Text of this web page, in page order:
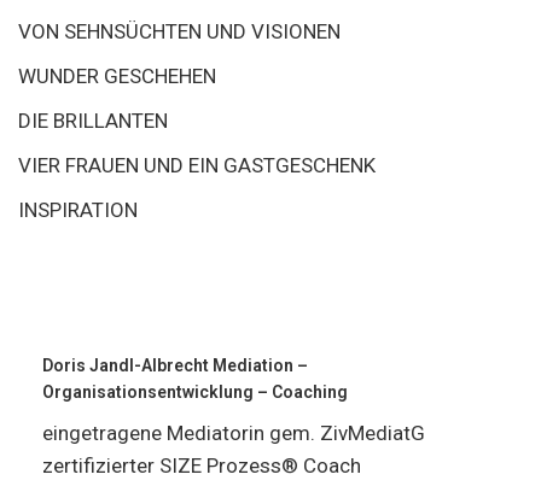
VON SEHNSÜCHTEN UND VISIONEN
WUNDER GESCHEHEN
DIE BRILLANTEN
VIER FRAUEN UND EIN GASTGESCHENK
INSPIRATION
Doris Jandl-Albrecht Mediation –
Organisationsentwicklung – Coaching
eingetragene Mediatorin gem. ZivMediatG
zertifizierter SIZE Prozess® Coach